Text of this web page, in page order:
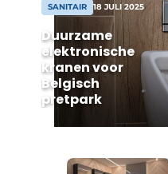
Vacature
Vacatures
Video’s
SANITAIR 18 JULI 2025
Duurzame
elektronische
kranen voor
Belgisch
pretpark